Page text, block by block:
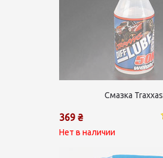
Смазка Traxxas
369 ₴
Нет в наличии